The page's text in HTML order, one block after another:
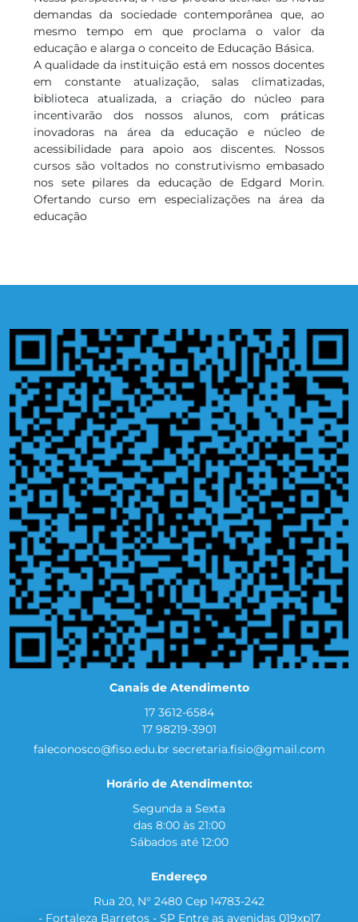
demandas da sociedade contemporânea que, ao
mesmo tempo em que proclama o valor da
educação e alarga o conceito de Educação Básica.
A qualidade da instituição está em nossos docentes
em constante atualização, salas climatizadas,
biblioteca atualizada, a criação do núcleo para
incentivarão dos nossos alunos, com práticas
inovadoras na área da educação e núcleo de
acessibilidade para apoio aos discentes. Nossos
cursos são voltados no construtivismo embasado
nos sete pilares da educação de Edgard Morin.
Ofertando curso em especializações na área da
educação
Canais de Atendimento
17 3612-6584
17 98219-3901
faleconosco@fiso.edu.br secretaria.fisio@gmail.com
Horário de Atendimento:
Segunda a Sexta
das 8:00 às 21:00
Sábados até 12:00
Endereço
Rua 20, N° 2480 Cep 14783-242
- Fortaleza Barretos - SP Entre as avenidas 019xp17